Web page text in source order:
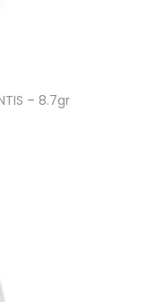
– 8.7gr